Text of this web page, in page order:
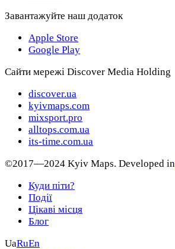
Завантажуйте наш додаток
Apple Store
Google Play
Сайти мережі Discover Media Holding
discover.ua
kyivmaps.com
mixsport.pro
alltops.com.ua
its-time.com.ua
©2017—2024 Kyiv Maps. Developed in
Куди піти?
Події
Цікаві місця
Блог
UaRuEn